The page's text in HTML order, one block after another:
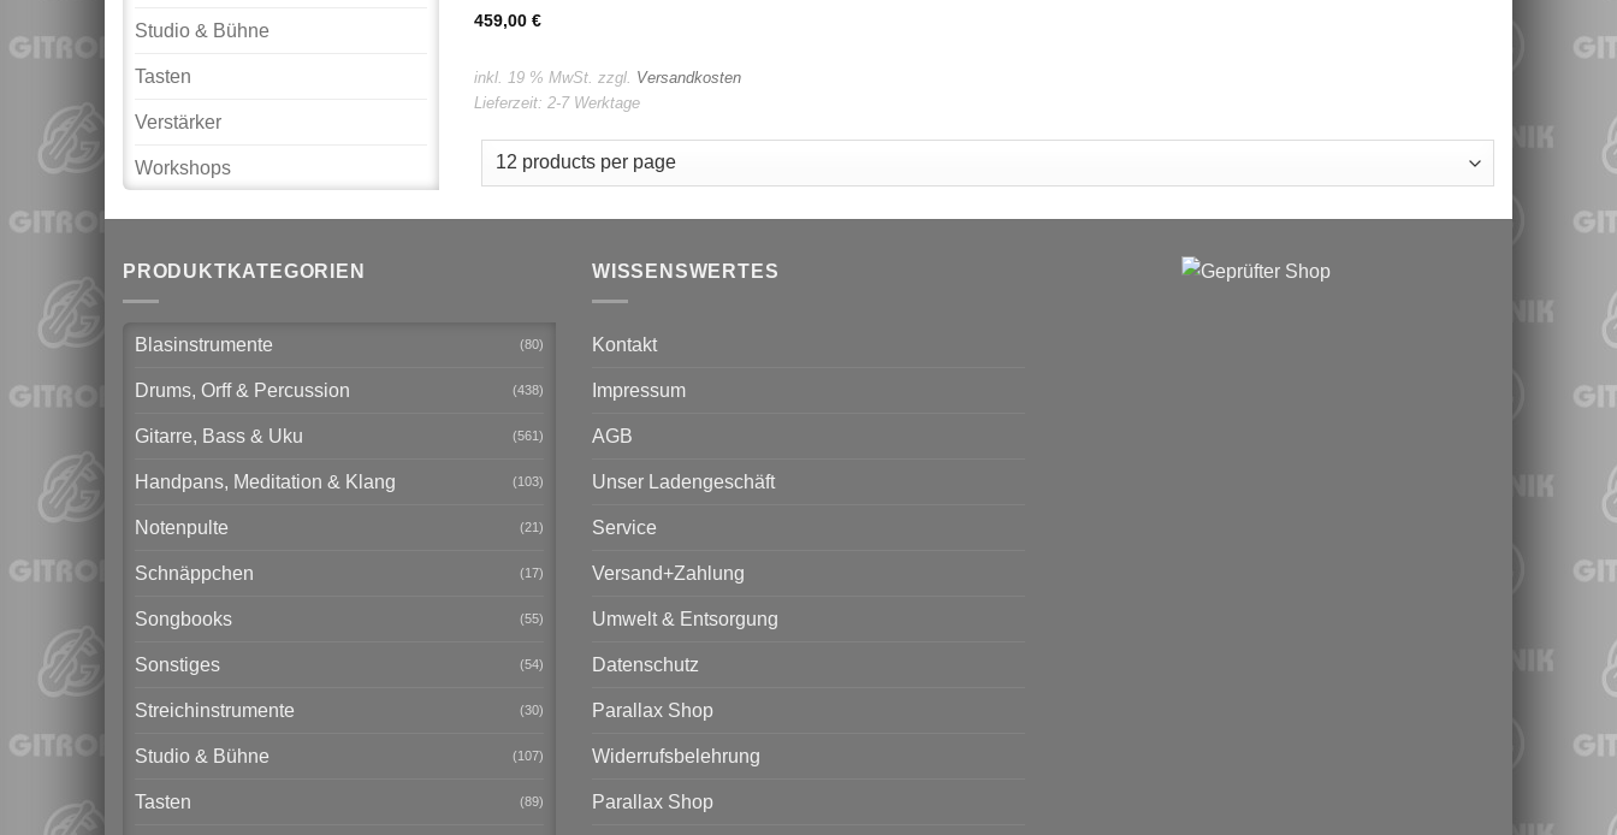
Studio & Bühne
Tasten
Verstärker
Workshops
459,00€
inkl. 19 % MwSt. zzgl. Versandkosten
Lieferzeit:2-7 Werktage
PRODUKTKATEGORIEN
Blasinstrumente (80)
Drums, Orff & Percussion (438)
Gitarre, Bass & Uku (561)
Handpans, Meditation & Klang (103)
Notenpulte (21)
Schnäppchen (17)
Songbooks (55)
Sonstiges (54)
Streichinstrumente (30)
Studio & Bühne (107)
Tasten (89)
WISSENSWERTES
Kontakt
Impressum
AGB
Unser Ladengeschäft
Service
Versand+Zahlung
Umwelt & Entsorgung
Datenschutz
Parallax Shop
Widerrufsbelehrung
Parallax Shop